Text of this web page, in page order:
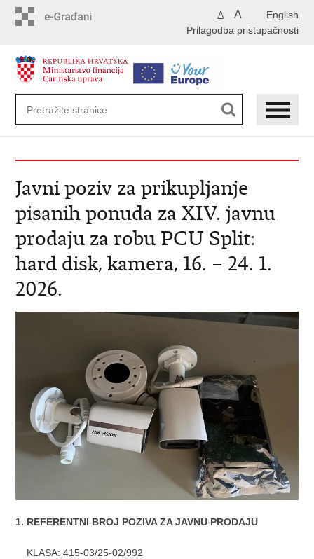
English
A A
Prilagodba pristupačnosti
Javni poziv za prikupljanje
pisanih ponuda za XIV. javnu
prodaju za robu PCU Split:
hard disk, kamera, 16. – 24. 1.
2026.
1. REFERENTNI BROJ POZIVA ZA JAVNU PRODAJU
KLASA: 415-03/25-02/992